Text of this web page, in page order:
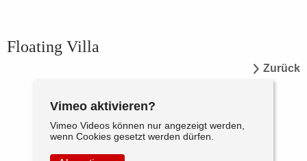
Floating Villa
Zurück
Vimeo aktivieren?
Vimeo Videos können nur angezeigt werden,
wenn Cookies gesetzt werden dürfen.